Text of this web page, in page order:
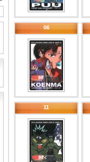
06
11